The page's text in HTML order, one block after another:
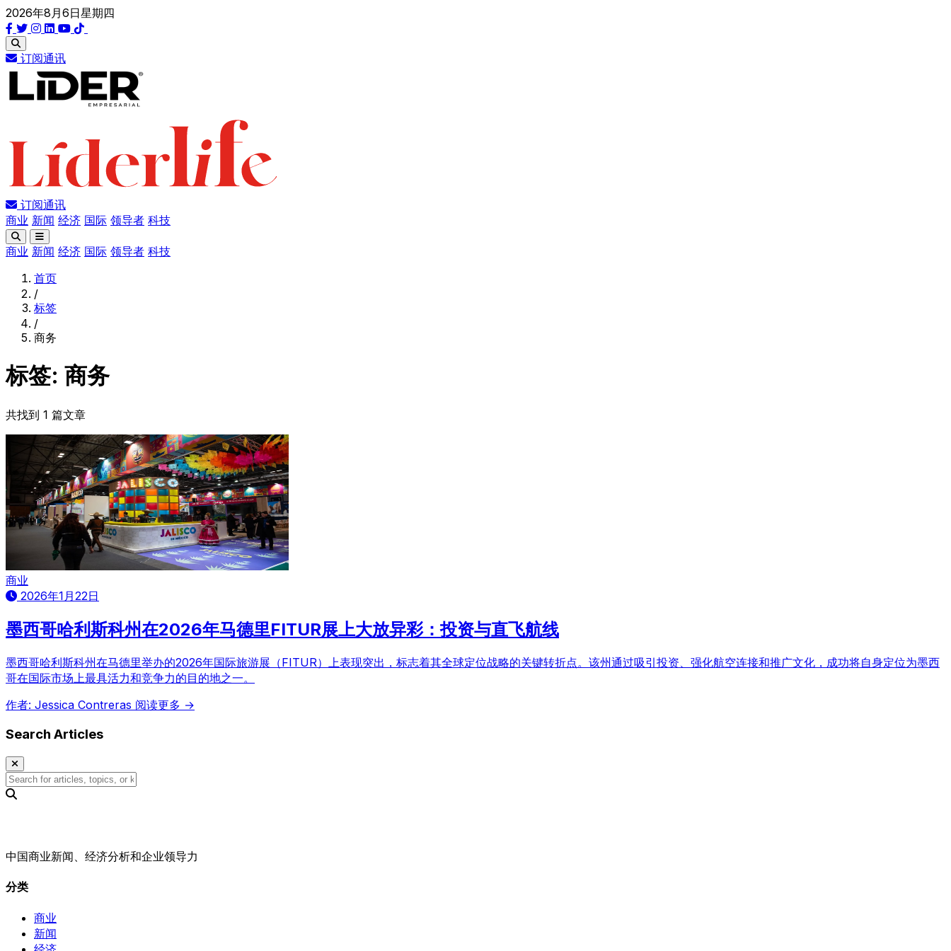
2026年8月6日星期四
订阅通讯
订阅通讯
商业 新闻 经济 国际 领导者 科技
商业 新闻 经济 国际 领导者 科技
首页
/
标签
/
商务
标签: 商务
共找到 1 篇文章
商业
2026年1月22日
墨西哥哈利斯科州在2026年马德里FITUR展上大放异彩：投资与直飞航线
墨西哥哈利斯科州在马德里举办的2026年国际旅游展（FITUR）上表现突出，标志着其全球定位战略的关键转折点。该州通过吸引投资、强化航空连接和推广文化，成功将自身定位为墨西
哥在国际市场上最具活力和竞争力的目的地之一。
作者: Jessica Contreras 阅读更多 →
Search Articles
中国商业新闻、经济分析和企业领导力
分类
商业
新闻